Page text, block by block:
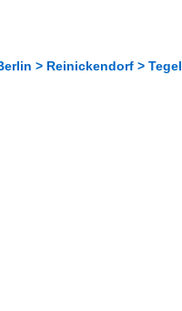
> Reinickendorf > Tegel